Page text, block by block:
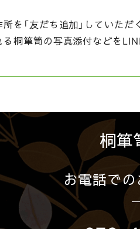
を「友だち追加」していただ
る桐箪笥の写真添付などを
桐箪
お電話で